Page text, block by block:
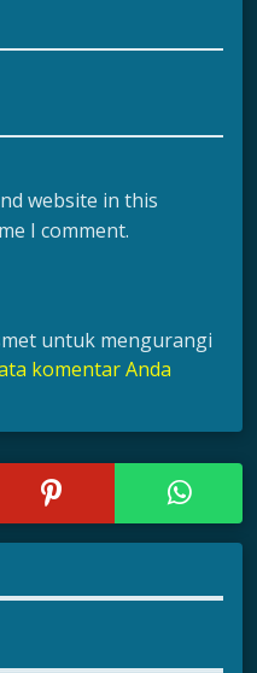
website in this
I comment.
untuk mengurangi
komentar Anda